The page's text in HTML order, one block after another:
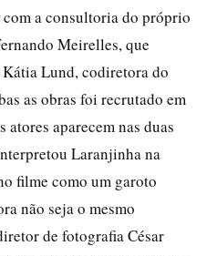
a consultoria do próprio
Meirelles, que
Lund, codiretora do
as obras foi recrutado em
aparecem nas duas
Laranjinha na
filme como um garoto
não seja o mesmo
de fotografia César